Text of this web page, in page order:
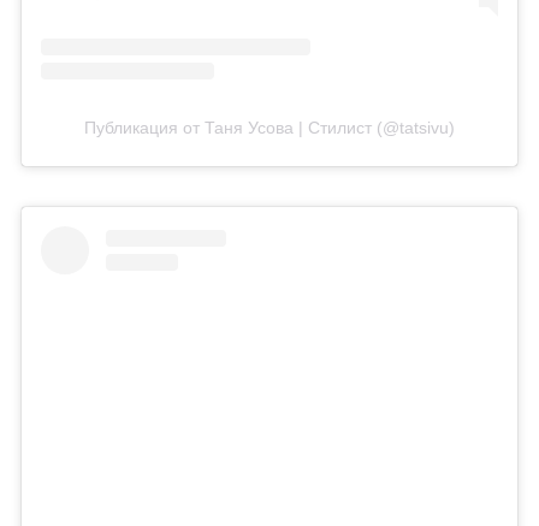
Публикация от Таня Усова | Стилист (@tatsivu)